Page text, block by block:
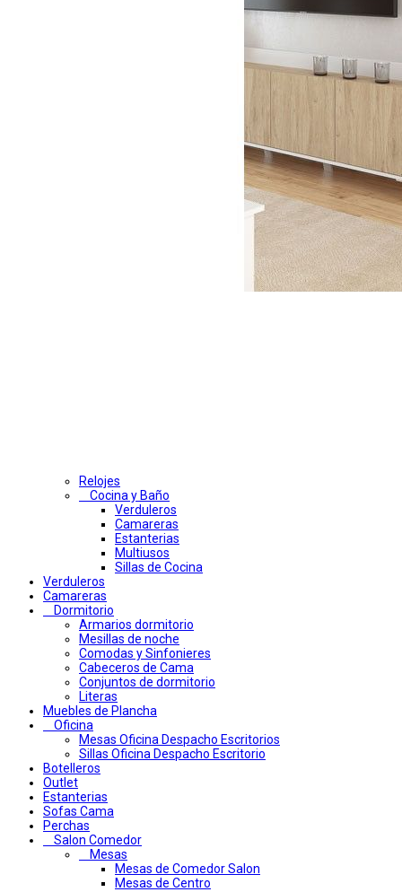
Relojes
Cocina y Baño
Verduleros
Camareras
Estanterias
Multiusos
Sillas de Cocina
Verduleros
Camareras
Dormitorio
Armarios dormitorio
Mesillas de noche
Comodas y Sinfonieres
Cabeceros de Cama
Conjuntos de dormitorio
Literas
Muebles de Plancha
Oficina
Mesas Oficina Despacho Escritorios
Sillas Oficina Despacho Escritorio
Botelleros
Outlet
Estanterias
Sofas Cama
Perchas
Salon Comedor
Mesas
Mesas de Comedor Salon
Mesas de Centro